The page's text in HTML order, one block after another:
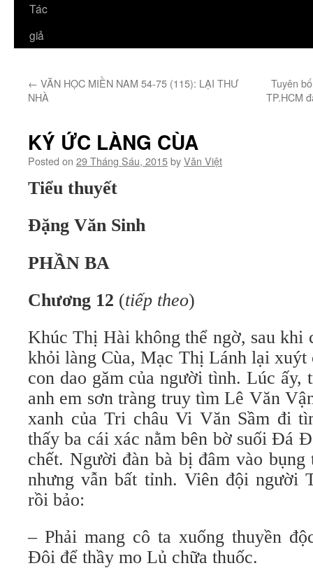
Tác
giả
← VĂN HỌC MIỀN NAM 54-75 (115): LẠI THƯ
NHÀ
Tuyên
TP.HCM
KÝ ỨC LÀNG CÙA
Posted on 29 Tháng Sáu, 2015byVăn Việt
Tiểu thuyết
Đặng Văn Sinh
PHẦN BA
Chương 12 (tiếp theo)
Khúc Thị Hài không thể ngờ, sau khi
khỏi làng Cùa, Mạc Thị Lánh lại xuýt
con dao găm của người tình. Lúc ấy,
anh em sơn tràng truy tìm Lê Văn
xanh của Tri châu Vi Văn Sầm đi
thấy ba cái xác nằm bên bờ suối Đá
chết. Người đàn bà bị đâm vào
nhưng vẫn bất tỉnh. Viên đội người
rồi bảo:
– Phải mang cô ta xuống thuyền
Đôi để thầy mo Lủ chữa thuốc.